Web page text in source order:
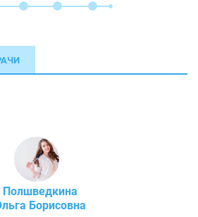
Полшведкина
Борисовна